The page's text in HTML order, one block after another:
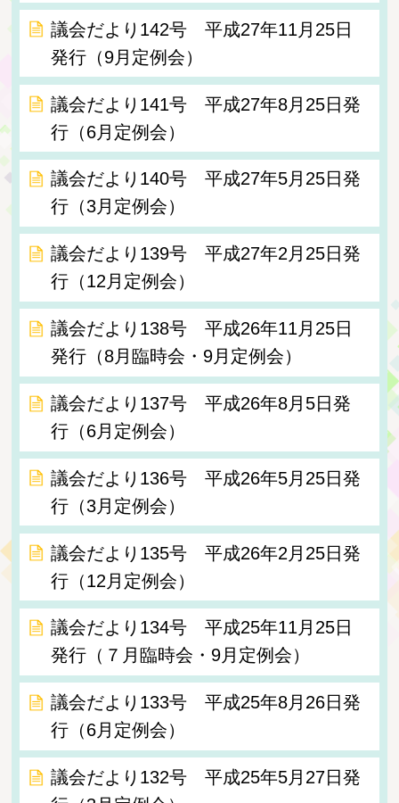
議会だより142号 平成27年11月25日
発行（9月定例会）
議会だより141号 平成27年8月25日発
行（6月定例会）
議会だより140号 平成27年5月25日発
行（3月定例会）
議会だより139号 平成27年2月25日発
行（12月定例会）
議会だより138号 平成26年11月25日
発行（8月臨時会・9月定例会）
議会だより137号 平成26年8月5日発
行（6月定例会）
議会だより136号 平成26年5月25日発
行（3月定例会）
議会だより135号 平成26年2月25日発
行（12月定例会）
議会だより134号 平成25年11月25日
発行（７月臨時会・9月定例会）
議会だより133号 平成25年8月26日発
行（6月定例会）
議会だより132号 平成25年5月27日発